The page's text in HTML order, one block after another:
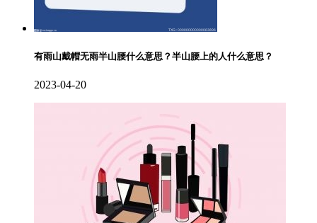
有雨山戴帽无雨半山腰什么意思？半山腰上的人什么意思？
2023-04-20